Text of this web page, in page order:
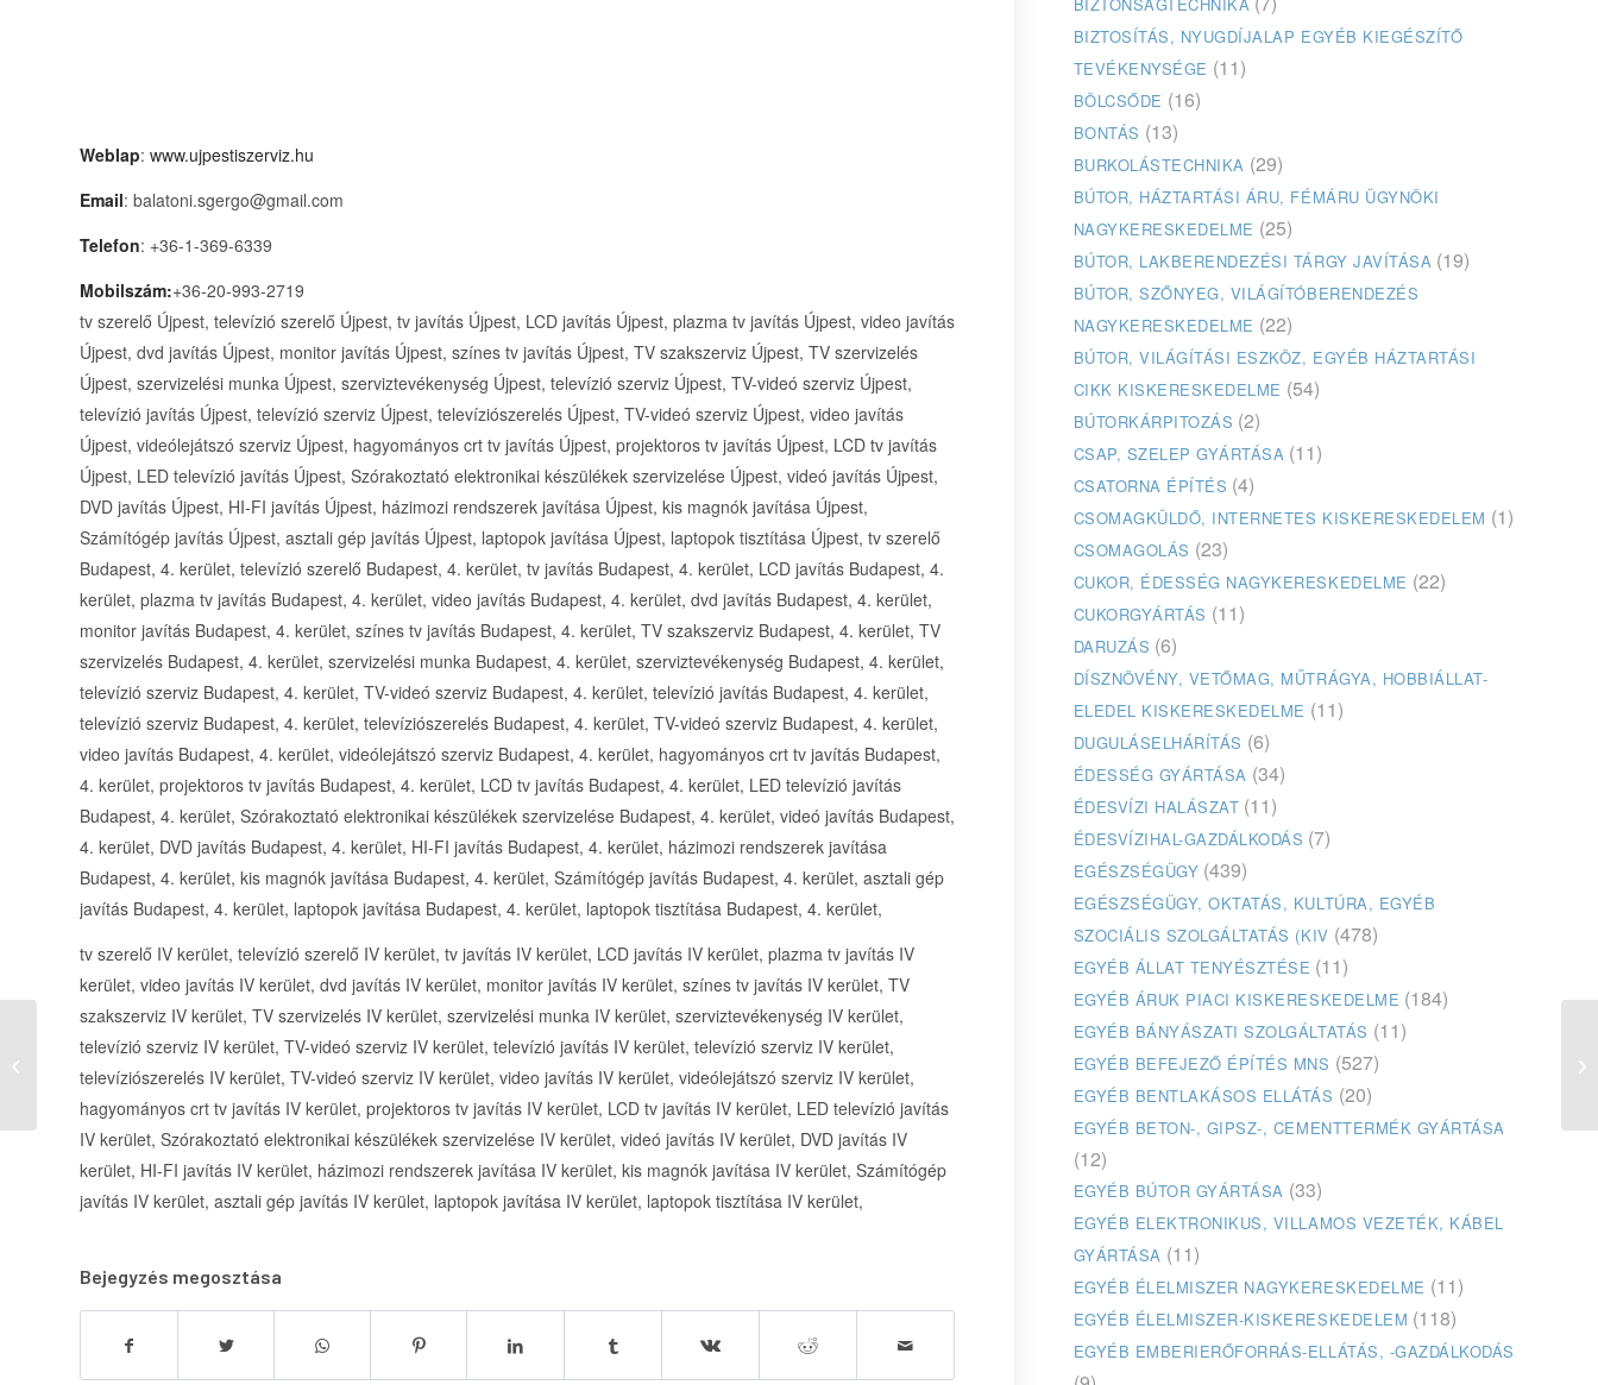
Weblap: www.ujpestiszerviz.hu
Email: balatoni.sgergo@gmail.com
Telefon: +36-1-369-6339
Mobilszám:+36-20-993-2719
tv szerelő Újpest, televízió szerelő Újpest, tv javítás Újpest, LCD javítás Újpest, plazma tv javítás Újpest, video javítás
Újpest, dvd javítás Újpest, monitor javítás Újpest, színes tv javítás Újpest, TV szakszerviz Újpest, TV szervizelés
Újpest, szervizelési munka Újpest, szerviztevékenység Újpest, televízió szerviz Újpest, TV-videó szerviz Újpest,
televízió javítás Újpest, televízió szerviz Újpest, televíziószerelés Újpest, TV-videó szerviz Újpest, video javítás
Újpest, videólejátszó szerviz Újpest, hagyományos crt tv javítás Újpest, projektoros tv javítás Újpest, LCD tv javítás
Újpest, LED televízió javítás Újpest, Szórakoztató elektronikai készülékek szervizelése Újpest, videó javítás Újpest,
DVD javítás Újpest, HI-FI javítás Újpest, házimozi rendszerek javítása Újpest, kis magnók javítása Újpest,
Számítógép javítás Újpest, asztali gép javítás Újpest, laptopok javítása Újpest, laptopok tisztítása Újpest, tv szerelő
Budapest, 4. kerület, televízió szerelő Budapest, 4. kerület, tv javítás Budapest, 4. kerület, LCD javítás Budapest, 4.
kerület, plazma tv javítás Budapest, 4. kerület, video javítás Budapest, 4. kerület, dvd javítás Budapest, 4. kerület,
monitor javítás Budapest, 4. kerület, színes tv javítás Budapest, 4. kerület, TV szakszerviz Budapest, 4. kerület, TV
szervizelés Budapest, 4. kerület, szervizelési munka Budapest, 4. kerület, szerviztevékenység Budapest, 4. kerület,
televízió szerviz Budapest, 4. kerület, TV-videó szerviz Budapest, 4. kerület, televízió javítás Budapest, 4. kerület,
televízió szerviz Budapest, 4. kerület, televíziószerelés Budapest, 4. kerület, TV-videó szerviz Budapest, 4. kerület,
video javítás Budapest, 4. kerület, videólejátszó szerviz Budapest, 4. kerület, hagyományos crt tv javítás Budapest,
4. kerület, projektoros tv javítás Budapest, 4. kerület, LCD tv javítás Budapest, 4. kerület, LED televízió javítás
Budapest, 4. kerület, Szórakoztató elektronikai készülékek szervizelése Budapest, 4. kerület, videó javítás Budapest,
4. kerület, DVD javítás Budapest, 4. kerület, HI-FI javítás Budapest, 4. kerület, házimozi rendszerek javítása
Budapest, 4. kerület, kis magnók javítása Budapest, 4. kerület, Számítógép javítás Budapest, 4. kerület, asztali gép
javítás Budapest, 4. kerület, laptopok javítása Budapest, 4. kerület, laptopok tisztítása Budapest, 4. kerület,
tv szerelő IV kerület, televízió szerelő IV kerület, tv javítás IV kerület, LCD javítás IV kerület, plazma tv javítás IV
kerület, video javítás IV kerület, dvd javítás IV kerület, monitor javítás IV kerület, színes tv javítás IV kerület, TV
szakszerviz IV kerület, TV szervizelés IV kerület, szervizelési munka IV kerület, szerviztevékenység IV kerület,
televízió szerviz IV kerület, TV-videó szerviz IV kerület, televízió javítás IV kerület, televízió szerviz IV kerület,
televíziószerelés IV kerület, TV-videó szerviz IV kerület, video javítás IV kerület, videólejátszó szerviz IV kerület,
hagyományos crt tv javítás IV kerület, projektoros tv javítás IV kerület, LCD tv javítás IV kerület, LED televízió javítás
IV kerület, Szórakoztató elektronikai készülékek szervizelése IV kerület, videó javítás IV kerület, DVD javítás IV
kerület, HI-FI javítás IV kerület, házimozi rendszerek javítása IV kerület, kis magnók javítása IV kerület, Számítógép
javítás IV kerület, asztali gép javítás IV kerület, laptopok javítása IV kerület, laptopok tisztítása IV kerület,
Bejegyzés megosztása
BIZTOSÍTÁS, NYUGDÍJALAP EGYÉB KIEGÉSZÍTŐ
TEVÉKENYSÉGE (11)
BÖLCSŐDE (16)
BONTÁS (13)
BURKOLÁSTECHNIKA (29)
BÚTOR, HÁZTARTÁSI ÁRU, FÉMÁRU ÜGYNÖKI
NAGYKERESKEDELME (25)
BÚTOR, LAKBERENDEZÉSI TÁRGY JAVÍTÁSA (19)
BÚTOR, SZŐNYEG, VILÁGÍTÓBERENDEZÉS
NAGYKERESKEDELME (22)
BÚTOR, VILÁGÍTÁSI ESZKÖZ, EGYÉB HÁZTARTÁSI
CIKK KISKERESKEDELME (54)
BÚTORKÁRPITOZÁS (2)
CSAP, SZELEP GYÁRTÁSA (11)
CSATORNA ÉPÍTÉS (4)
CSOMAGKÜLDŐ, INTERNETES KISKERESKEDELEM (1)
CSOMAGOLÁS (23)
CUKOR, ÉDESSÉG NAGYKERESKEDELME (22)
CUKORGYÁRTÁS (11)
DARUZÁS (6)
DÍSZNÖVÉNY, VETŐMAG, MŰTRÁGYA, HOBBIÁLLAT-
ELEDEL KISKERESKEDELME (11)
DUGULÁSELHÁRÍTÁS (6)
ÉDESSÉG GYÁRTÁSA (34)
ÉDESVÍZI HALÁSZAT (11)
ÉDESVÍZIHAL-GAZDÁLKODÁS (7)
EGÉSZSÉGÜGY (439)
EGÉSZSÉGÜGY, OKTATÁS, KULTÚRA, EGYÉB
SZOCIÁLIS SZOLGÁLTATÁS (KIV (478)
EGYÉB ÁLLAT TENYÉSZTÉSE (11)
EGYÉB ÁRUK PIACI KISKERESKEDELME (184)
EGYÉB BÁNYÁSZATI SZOLGÁLTATÁS (11)
EGYÉB BEFEJEZŐ ÉPÍTÉS MNS (527)
EGYÉB BENTLAKÁSOS ELLÁTÁS (20)
EGYÉB BETON-, GIPSZ-, CEMENTTERMÉK GYÁRTÁSA
(12)
EGYÉB BÚTOR GYÁRTÁSA (33)
EGYÉB ELEKTRONIKUS, VILLAMOS VEZETÉK, KÁBEL
GYÁRTÁSA (11)
EGYÉB ÉLELMISZER NAGYKERESKEDELME (11)
EGYÉB ÉLELMISZER-KISKERESKEDELEM (118)
EGYÉB EMBERIERŐFORRÁS-ELLÁTÁS, -GAZDÁLKODÁS